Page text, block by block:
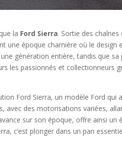
la Ford Sierra. Sortie des
une époque charnière où le
génération entière, tandis que
les passionnés et collectionneurs
Ford Sierra, un modèle Ford
avec des motorisations variées,
sur son époque, offre ainsi un
c’est plonger dans un pan